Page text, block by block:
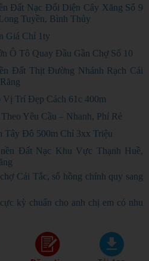
Đất Nạc Đối Diện Cây Xăng Số 9
Tuyền, Bình Thủy
Giá Chỉ 1ty
Ô Tô Quay Đầu Gần Chợ Số 10
Đất Thịt Đường Nhánh Rạch Cái
Trí Đẹp Cách 61c 400m
Yêu Cầu – Nhanh, Phí Rẻ
Tây Đô 500m Chỉ 3xx Triệu
Đất Nạc Khu Vực Thạnh Huề,
Cái Tắc, sổ hồng chính quy sang
kỳ chuẩn cho anh chị em có nhu
Rao Vặt Miễn Phí
chỉ hoạt động thử nghiệm (*)